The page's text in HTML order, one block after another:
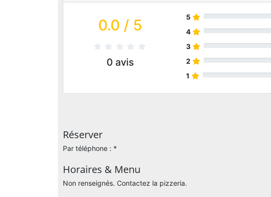
0.0 / 5
0 avis
5
4
3
2
1
Réserver
Par téléphone : *
Horaires & Menu
Non renseignés. Contactez la pizzeria.